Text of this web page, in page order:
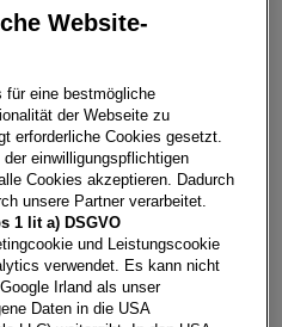
mHeV DSG
Kredit
**
Monat
Website-
für eine bestmögliche
der Webseite zu
erforderliche Cookies gesetzt.
einwilligungspflichtigen
Cookies akzeptieren. Dadurch
unsere Partner verarbeitet.
1 lit a) DSGVO
und Leistungscookie
verwendet. Es kann nicht
Irland als unser
Daten in die USA